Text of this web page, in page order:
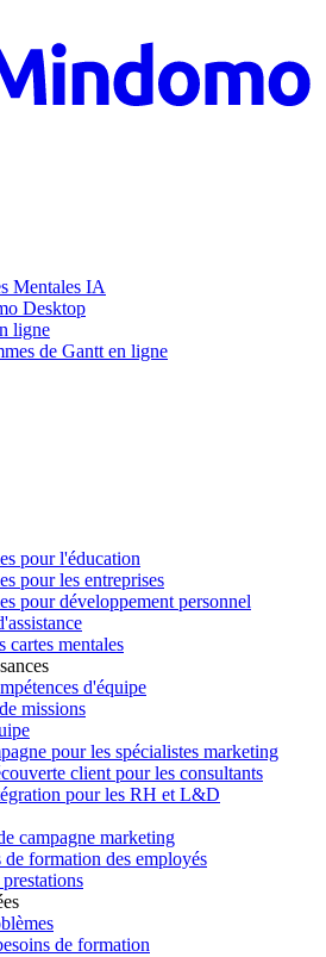
Mentales IA
Desktop
ligne
de Gantt en ligne
pour l'éducation
pour les entreprises
pour développement personnel
cartes mentales
d'équipe
missions
pour les spécialistes marketing
client pour les consultants
pour les RH et L&D
campagne marketing
formation des employés
de formation